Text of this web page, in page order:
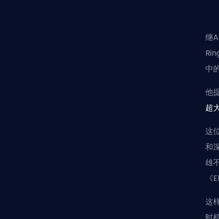
继
中
他
超
这
和
雄
这